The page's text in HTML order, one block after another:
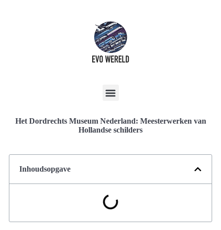
Het Dordrechts Museum Nederland: Meesterwerken van
Hollandse schilders
Inhoudsopgave